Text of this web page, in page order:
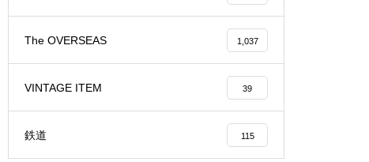
The OVERSEAS 1,037
VINTAGE ITEM 39
鉄道 115